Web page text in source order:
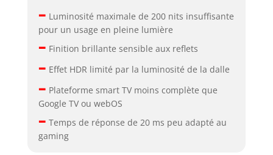
– Luminosité maximale de 200 nits insuffisante
pour un usage en pleine lumière
– Finition brillante sensible aux reflets
– Effet HDR limité par la luminosité de la dalle
– Plateforme smart TV moins complète que
Google TV ou webOS
– Temps de réponse de 20 ms peu adapté au
gaming